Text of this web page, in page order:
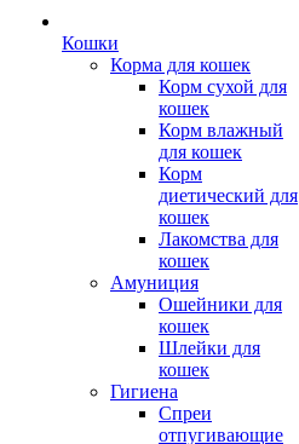
Кошки
Корма для кошек
Корм сухой для
кошек
Корм влажный
для кошек
Корм
диетический для
кошек
Лакомства для
кошек
Амуниция
Ошейники для
кошек
Шлейки для
кошек
Гигиена
Спреи
отпугивающие